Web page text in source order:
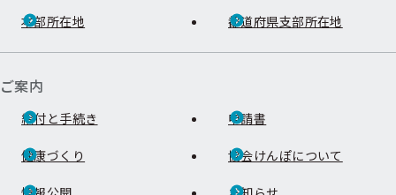
本部所在地 都道府県支部所在地
ご案内
給付と手続き 申請書
健康づくり 協会けんぽについて